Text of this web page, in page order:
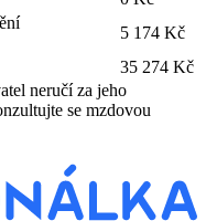
5 174 Kč
35 274 Kč
neručí za jeho
se mzdovou